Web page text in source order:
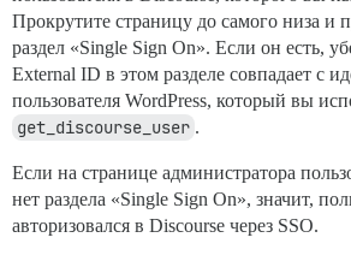
Прокрутите страницу до самого низа и
раздел «Single Sign On». Если он есть,
External ID в этом разделе совпадает с
пользователя WordPress, который вы
get_discourse_user .
Если на странице администратора
нет раздела «Single Sign On», значит,
авторизовался в Discourse через SSO.